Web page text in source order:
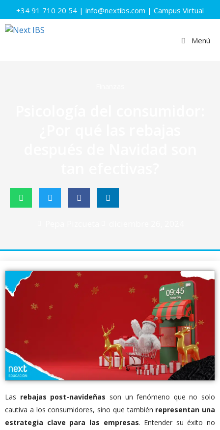
+34 91 710 20 54 | info@nextibs.com | Campus Virtual
Menú
Las rebajas post-navideñas son un fenómeno que no solo
cautiva a los consumidores, sino que también representan una
estrategia clave para las empresas. Entender su éxito no